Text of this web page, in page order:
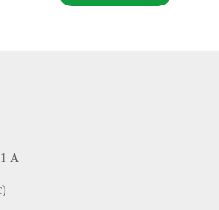
А